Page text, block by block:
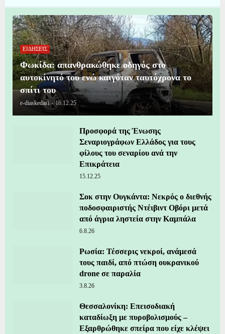
ΕΙΔΗΣΕΙΣ
Φωκίδα: απανθρακώθηκε οδηγός στο
αυτοκίνητό του ενώ καιγόταν ταυτόχρονα το
σπίτι του
e-diaskedasi - 16.12.25
Προσφορά της Ένωσης
Σεναριογράφων Ελλάδος για τους
φίλους του σεναρίου ανά την
Επικράτεια
15.12.25
Σοκ στην Ουγκάντα: Νεκρός ο διεθνής
ποδοσφαιριστής Ντέιβιντ Οβόρι μετά
από άγρια ληστεία στην Καμπάλα
6.8.26
Ρωσία: Τέσσερις νεκροί, ανάμεσά
τους παιδί, από πτώση ουκρανικού
drone σε παραλία
3.8.26
Θεσσαλονίκη: Επεισοδιακή
καταδίωξη με πυροβολισμούς –
Εξαρθρώθηκε σπείρα που είχε κλέψει